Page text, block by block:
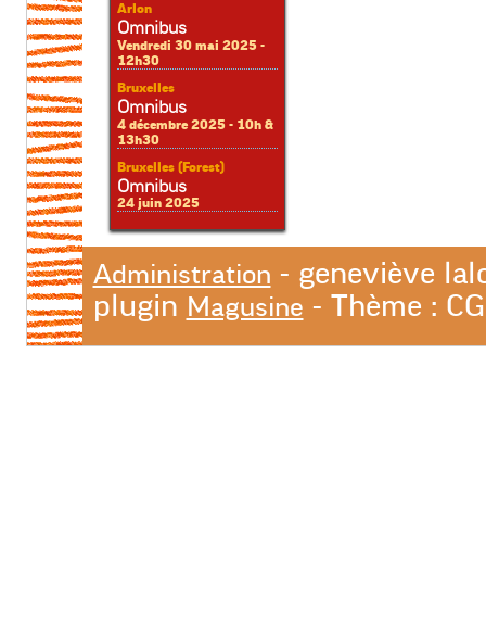
Arlon
Omnibus
Vendredi 30 mai 2025 -
12h30
Bruxelles
Omnibus
4 décembre 2025 - 10h &
13h30
Bruxelles (Forest)
Omnibus
24 juin 2025
Administration - geneviève
plugin Magusine - Thème :